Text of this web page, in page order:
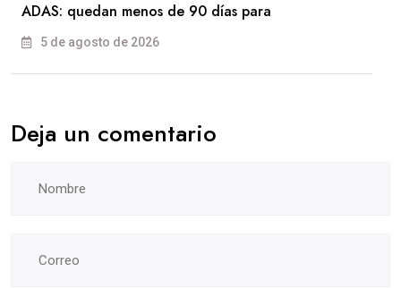
ADAS: quedan menos de 90 días para
5 de agosto de 2026
Deja un comentario